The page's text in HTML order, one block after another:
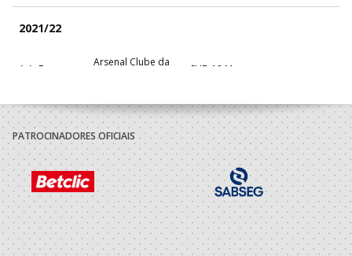
2021/22
A.A. Braga
Arsenal Clube da
SUB-18 M
2020/21
A.A. Braga
Arsenal Clube da
Devesa
SUB-17 M
2019/20
A.A. Braga
Arsenal Clube da
Devesa
Iniciados M / Juvenis M
PATROCINADORES OFICIAIS